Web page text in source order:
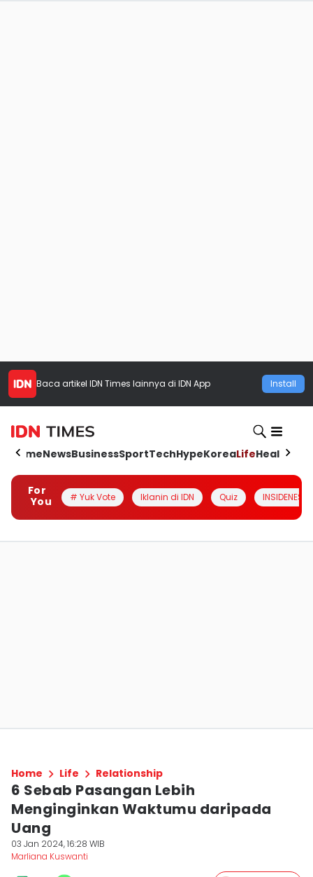
Baca artikel IDN Times lainnya di IDN App Install
HomeNewsBusinessSportTechHypeKoreaLifeHealth
For
You
# Yuk Vote Iklanin di IDN Quiz INSIDENESIA
Home Life Relationship
6 Sebab Pasangan Lebih
Menginginkan Waktumu daripada
Uang
03 Jan 2024, 16:28 WIB
Marliana Kuswanti